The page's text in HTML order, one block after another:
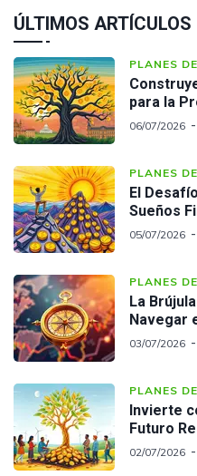
ÚLTIMOS ARTÍCULOS
PLANES
para la
06/07/2026
PLANES
El
Sueños
05/07/2026
PLANES
La
Navegar
03/07/2026
PLANES
Invierte
Futuro
02/07/2026